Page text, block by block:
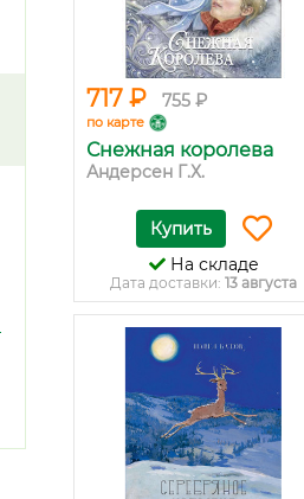
717 ₽ 755 ₽
по карте
Снежная королева
Андерсен Г.Х.
Купить
На складе
Дата доставки: 13 августа